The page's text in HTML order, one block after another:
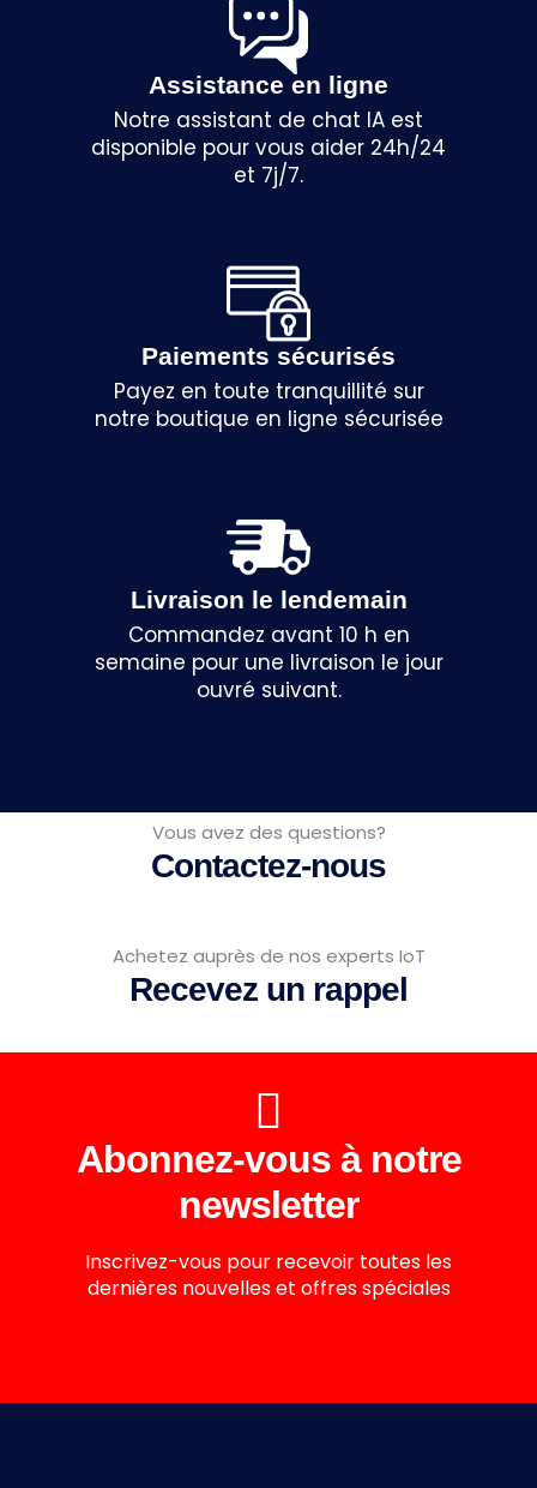
Assistance en ligne
Notre assistant de chat IA est
disponible pour vous aider 24h/24
et 7j/7.
Paiements sécurisés
Payez en toute tranquillité sur
notre boutique en ligne sécurisée
Livraison le lendemain
Commandez avant 10 h en
semaine pour une livraison le jour
ouvré suivant.
Achetez auprès de nos experts IoT
Recevez un rappel
Vous avez des questions?
Contactez-nous
Abonnez-vous à notre
newsletter
Inscrivez-vous pour recevoir toutes les
dernières nouvelles et offres spéciales